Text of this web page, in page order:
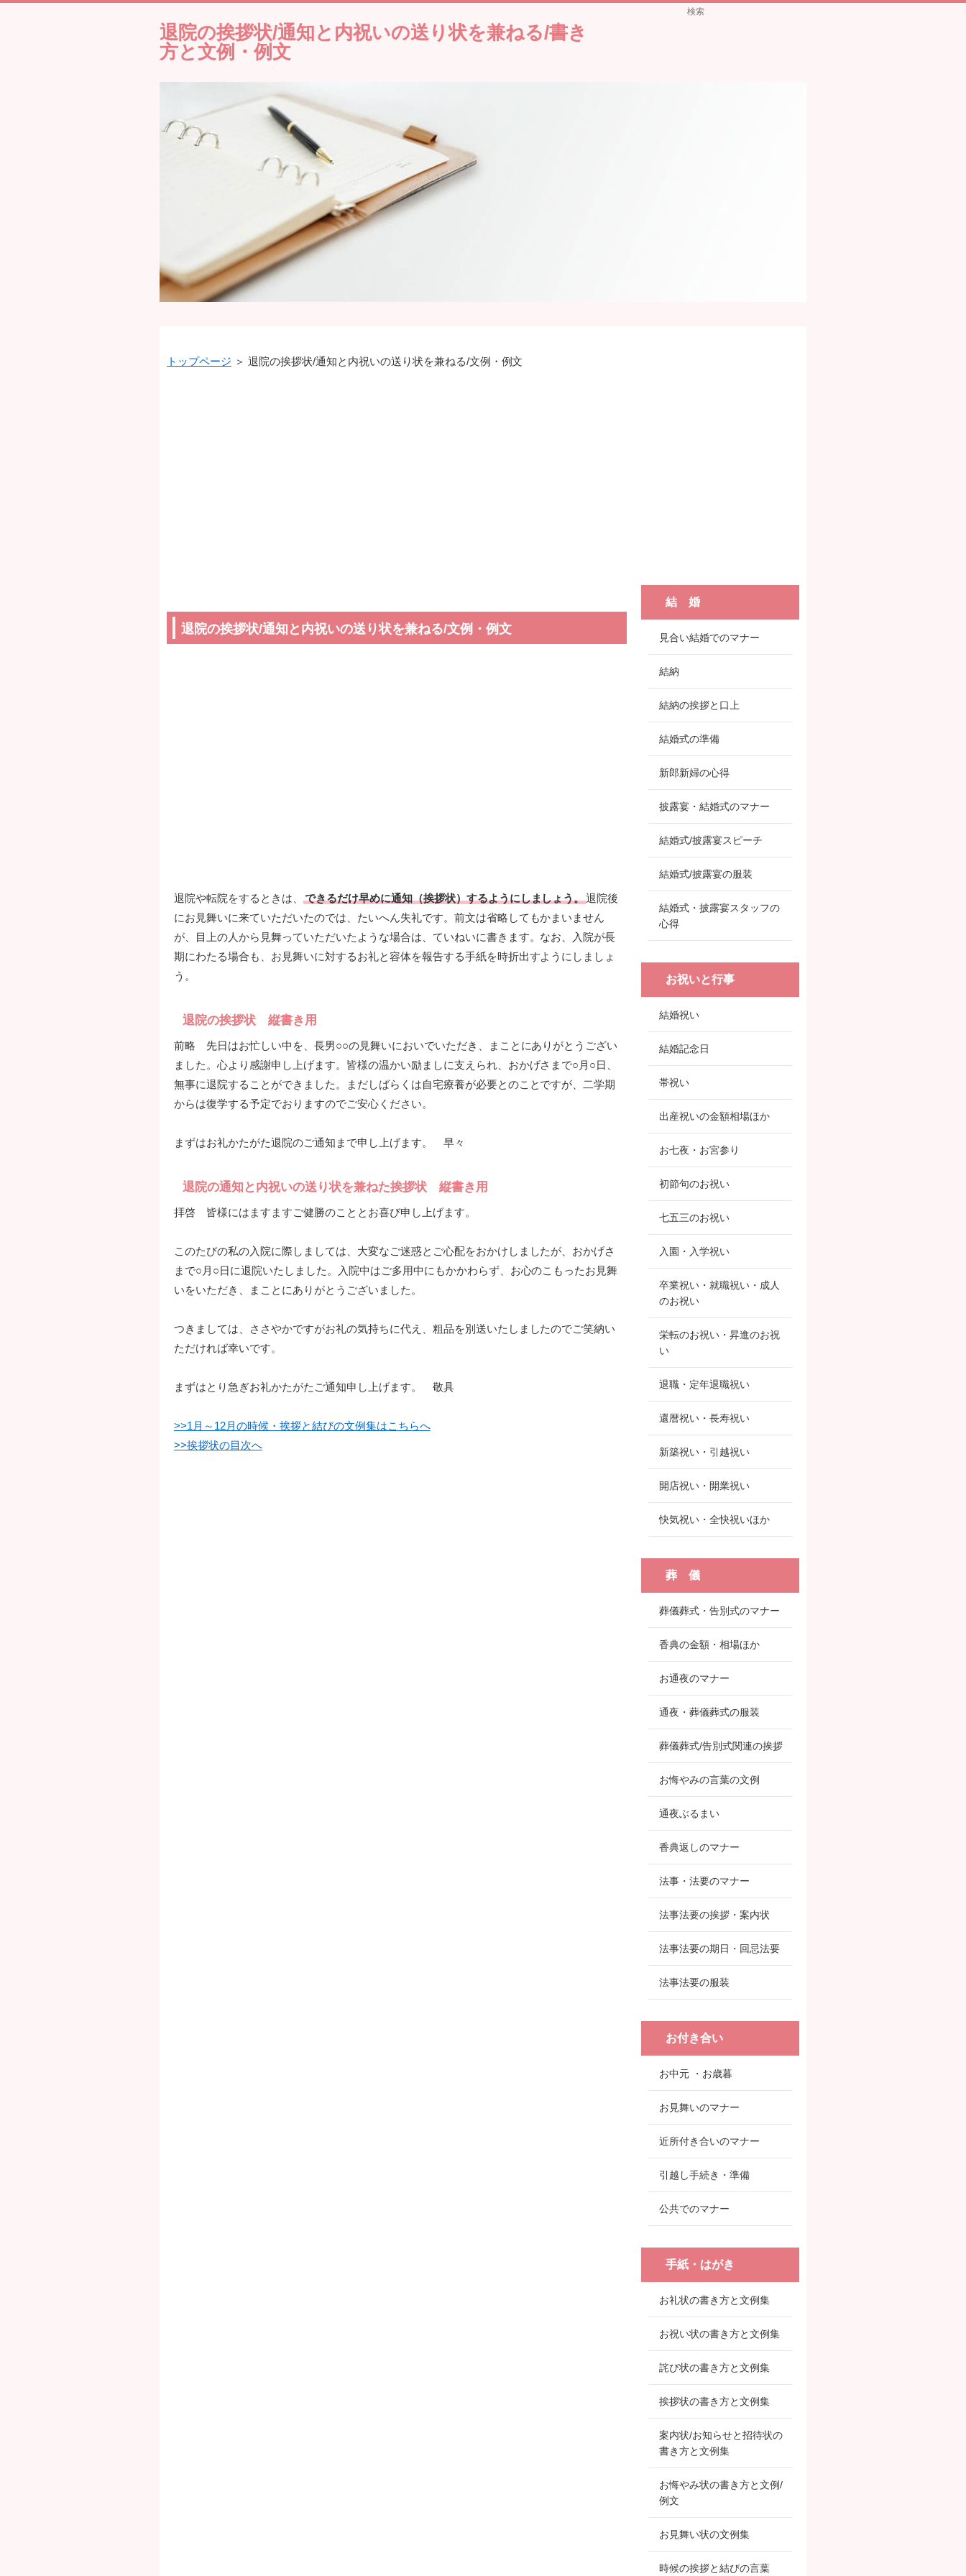
退院の挨拶状/通知と内祝いの送り状を兼ねる/書き
方と文例・例文
トップページ ＞ 退院の挨拶状/通知と内祝いの送り状を兼ねる/文例・例文
退院の挨拶状/通知と内祝いの送り状を兼ねる/文例・例文
退院や転院をするときは、 できるだけ早めに通知（挨拶状）するようにしましょう。退院後
にお見舞いに来ていただいたのでは、たいへん失礼です。前文は省略してもかまいません
が、目上の人から見舞っていただいたような場合は、ていねいに書きます。なお、入院が長
期にわたる場合も、お見舞いに対するお礼と容体を報告する手紙を時折出すようにしましょ
う。
退院の挨拶状 縦書き用
前略 先日はお忙しい中を、長男○○の見舞いにおいでいただき、まことにありがとうござい
ました。心より感謝申し上げます。皆様の温かい励ましに支えられ、おかげさまで○月○日、
無事に退院することができました。まだしばらくは自宅療養が必要とのことですが、二学期
からは復学する予定でおりますのでご安心ください。
まずはお礼かたがた退院のご通知まで申し上げます。 早々
退院の通知と内祝いの送り状を兼ねた挨拶状 縦書き用
拝啓 皆様にはますますご健勝のこととお喜び申し上げます。
このたびの私の入院に際しましては、大変なご迷惑とご心配をおかけしましたが、おかげさ
まで○月○日に退院いたしました。入院中はご多用中にもかかわらず、お心のこもったお見舞
いをいただき、まことにありがとうございました。
つきましては、ささやかですがお礼の気持ちに代え、粗品を別送いたしましたのでご笑納い
ただければ幸いです。
まずはとり急ぎお礼かたがたご通知申し上げます。 敬具
>>1月～12月の時候・挨拶と結びの文例集はこちらへ
>>挨拶状の目次へ
結 婚
見合い結婚でのマナー
結納
結納の挨拶と口上
結婚式の準備
新郎新婦の心得
披露宴・結婚式のマナー
結婚式/披露宴スピーチ
結婚式/披露宴の服装
結婚式・披露宴スタッフの
心得
お祝いと行事
結婚祝い
結婚記念日
帯祝い
出産祝いの金額相場ほか
お七夜・お宮参り
初節句のお祝い
七五三のお祝い
入園・入学祝い
卒業祝い・就職祝い・成人
のお祝い
栄転のお祝い・昇進のお祝
い
退職・定年退職祝い
還暦祝い・長寿祝い
新築祝い・引越祝い
開店祝い・開業祝い
快気祝い・全快祝いほか
葬 儀
葬儀葬式・告別式のマナー
香典の金額・相場ほか
お通夜のマナー
通夜・葬儀葬式の服装
葬儀葬式/告別式関連の挨拶
お悔やみの言葉の文例
通夜ぶるまい
香典返しのマナー
法事・法要のマナー
法事法要の挨拶・案内状
法事法要の期日・回忌法要
法事法要の服装
お付き合い
お中元 ・お歳暮
お見舞いのマナー
近所付き合いのマナー
引越し手続き・準備
公共でのマナー
手紙・はがき
お礼状の書き方と文例集
お祝い状の書き方と文例集
詫び状の書き方と文例集
挨拶状の書き方と文例集
案内状/お知らせと招待状の
書き方と文例集
お悔やみ状の書き方と文例/
例文
お見舞い状の文例集
時候の挨拶と結びの言葉